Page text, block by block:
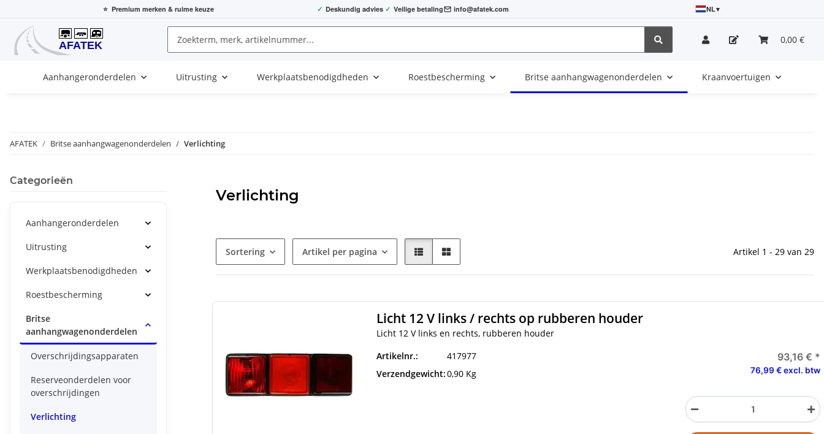
⭐ Premium merken & ruime keuze ✓ Deskundig advies ✓ Veilige betaling info@afatek.com NL▾
0,00 €
Aanhangeronderdelen Uitrusting Werkplaatsbenodigdheden Roestbescherming Britse aanhangwagenonderdelen Kraanvoertuigen
AFATEK Britse aanhangwagenonderdelen Verlichting
Verlichting
Sortering Artikel per pagina Artikel 1 - 29 van 29
Licht 12 V links / rechts op rubberen houder
Licht 12 V links en rechts, rubberen houder
Artikelnr.:
417977
Verzendgewicht:0,90 Kg
93,16 € *
76,99 € excl. btw
Categorieën
Aanhangeronderdelen
Uitrusting
Werkplaatsbenodigdheden
Roestbescherming
Britse
aanhangwagenonderdelen
Overschrijdingsapparaten
Reserveonderdelen voor
overschrijdingen
Verlichting